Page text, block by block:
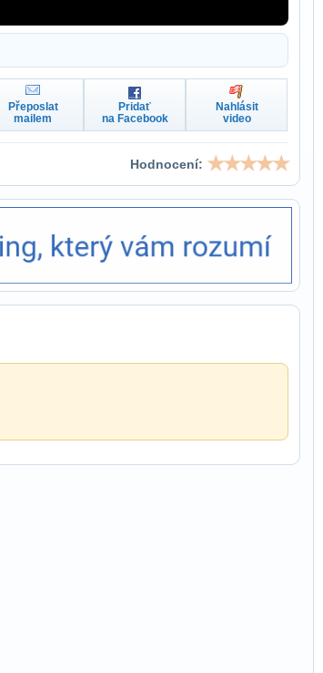
Přeposlat
mailem
Pridať
na Facebook
Nahlásit
video
Hodnocení: